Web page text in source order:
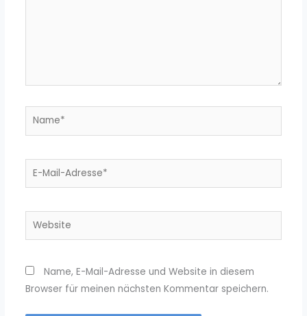
Name*
E-
Website
Name, E-Mail-Adresse und Website in diesem
Browser für meinen nächsten Kommentar speichern.